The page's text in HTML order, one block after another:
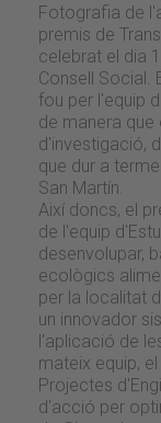
Fotografia de
premis de
celebrat el dia
Consell Social.
fou per l'equip
de manera
d'investigació,
que dur a
San Martín.
Així doncs, el
de l'equip
desenvolupar,
ecològics
per la localitat
un innovador
l'aplicació de
mateix equip,
Projectes
d'acció per